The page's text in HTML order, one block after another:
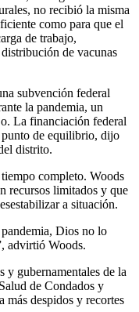
no recibió la misma
como para que el
de trabajo,
de vacunas
subvención federal
la pandemia, un
La financiación federal
punto de equilibrio, dijo
distrito.
completo. Woods
recursos limitados y que
a situación.
Dios no lo
advirtió Woods.
y gubernamentales de la
de Condados y
más despidos y recortes